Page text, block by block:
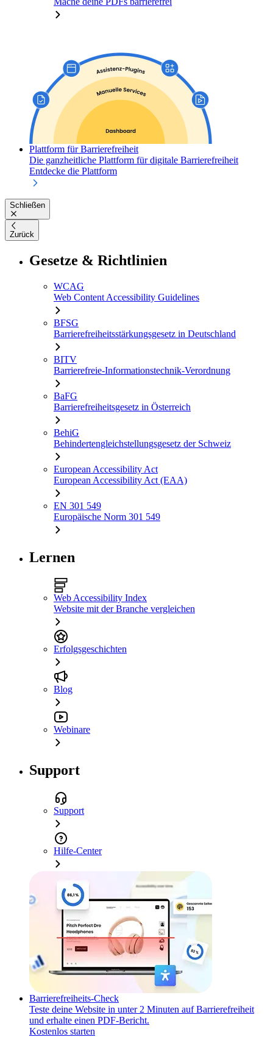
Plattform für Barrierefreiheit
Die ganzheitliche Plattform für digitale Barrierefreiheit
Entdecke die Plattform
Schließen
Zurück
Gesetze & Richtlinien
WCAG
Web Content Accessibility Guidelines
BFSG
Barrierefreiheitsstärkungsgesetz in Deutschland
BITV
Barrierefreie-Informationstechnik-Verordnung
BaFG
Barrierefreiheitsgesetz in Österreich
BehiG
Behindertengleichstellungsgesetz der Schweiz
European Accessibility Act
European Accessibility Act (EAA)
EN 301 549
Europäische Norm 301 549
Lernen
Web Accessibility Index
Website mit der Branche vergleichen
Erfolgsgeschichten
Blog
Webinare
Support
Support
Hilfe-Center
Barrierefreiheits-Check
Teste deine Website in unter 2 Minuten auf Barrierefreiheit
und erhalte einen PDF-Bericht.
Kostenlos starten